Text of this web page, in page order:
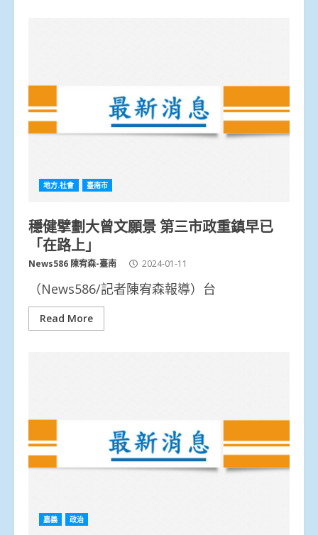
地方.社會 臺南市
穩健擘劃大曾文願景 第三市政重鎮早已
「在路上」
News586 陳宥森-臺南 2024-01-11
（News586/記者陳宥森報導）台
Read More
嘉義 政治